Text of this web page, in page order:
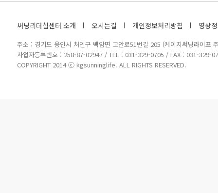
써닝리더십센터 소개 오시는길 개인정보처리방침 영상
주소 : 경기도 용인시 처인구 백암면 고안로51번길 205 (케이지써닝라이프
사업자등록번호 : 258-87-02947 / TEL : 031-329-0705 / FAX : 031-
COPYRIGHT 2014 ⓒ kgsunninglife. ALL RIGHTS RESERVED.